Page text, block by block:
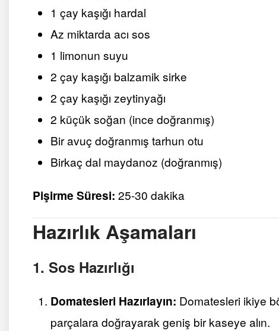
1 çay kaşığı hardal
Az miktarda acı sos
1 limonun suyu
2 çay kaşığı balzamik sirke
2 çay kaşığı zeytinyağı
2 küçük soğan (ince doğranmış)
Bir avuç doğranmış tarhun otu
Birkaç dal maydanoz (doğranmış)
Pişirme Süresi: 25-30 dakika
Hazırlık Aşamaları
1. Sos Hazırlığı
Domatesleri Hazırlayın: Domatesleri ikiye
parçalara doğrayarak geniş bir kaseye alın.